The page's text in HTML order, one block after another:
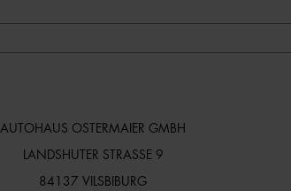
AUTOHAUS OSTERMAIER GMBH
LANDSHUTER STRASSE 9
84137 VILSBIBURG